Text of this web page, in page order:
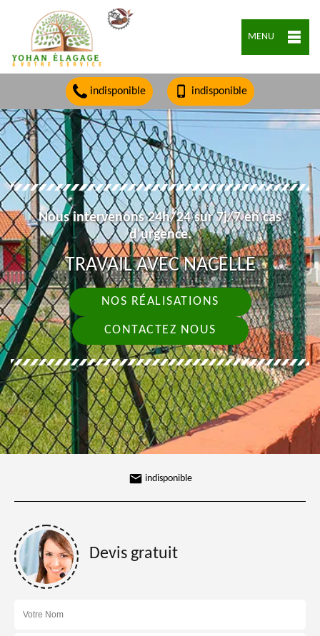
MENU
indisponible indisponible
Nous intervenons 24h/24 sur 7j/7 en cas
d'urgence.
TRAVAIL AVEC NACELLE
NOS RÉALISATIONS
CONTACTEZ NOUS
indisponible
Devis gratuit